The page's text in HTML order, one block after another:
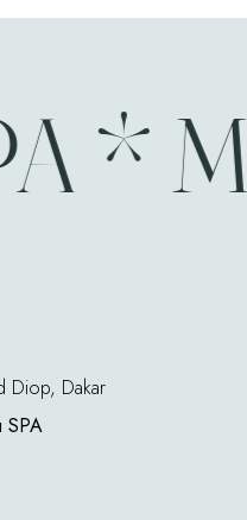
Diop, Dakar
SPA